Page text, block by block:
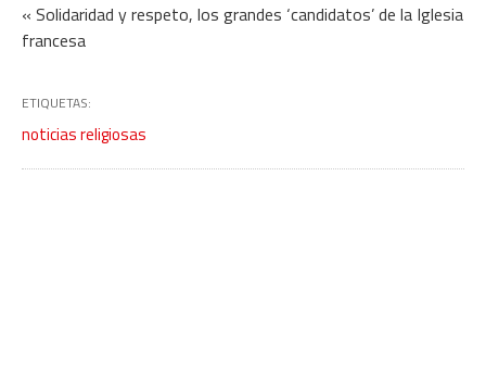
« Solidaridad y respeto, los grandes ‘candidatos’ de la Iglesia
francesa
ETIQUETAS:
noticias religiosas